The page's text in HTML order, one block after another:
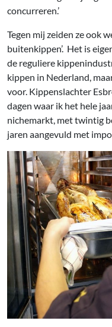
concurreren.’
Tegen mij zeiden ze ook
buitenkippen’. Het is
de reguliere
kippen in Nederland,
voor. Kippenslachter
dagen waar ik het hele
nichemarkt, met twintig
jaren aangevuld met